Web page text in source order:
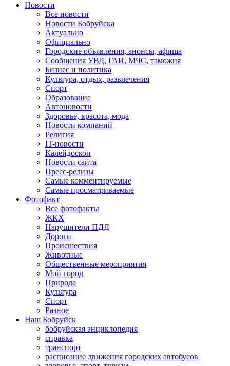
Новости
Все новости
Новости Бобруйска
Актуально
Официально
Городские объявления, анонсы, афиша
Сообщения УВД, ГАИ, МЧС, таможня
Бизнес и политика
Культура, отдых, развлечения
Спорт
Образование
Автоновости
Здоровье, красота, мода
Новости компаний
Религия
IT-новости
Калейдоскоп
Новости сайта
Пресс-релизы
Самые комментируемые
Самые просматриваемые
Фотофакт
Все фотофакты
ЖКХ
Нарушители ПДД
Дороги
Происшествия
Животные
Общественные мероприятия
Мой город
Природа
Культура
Спорт
Разное
Наш Бобруйск
бобруйская энциклопедия
справка
транспорт
расписание движения городских автобусов